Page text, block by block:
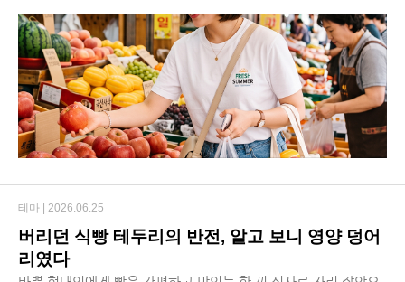
#제철과일시기 #여름과일시기 #가을과일시기 #하우스과일
#스마트팜 #제철트렌드 #수박 #사과 #딸기 #프리미엄과일
버리던 식빵 테두리의 반전, 알고 보니 영양 덩어
리였다
테마 | 2026.06.25